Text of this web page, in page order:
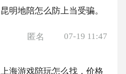
昆明地陪怎么防上当受骗。
匿名 07-19 11:47
上海游戏陪玩怎么找，价格